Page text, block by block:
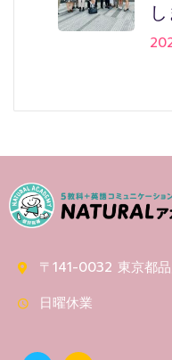
〒141-0032 東京都
日曜休業